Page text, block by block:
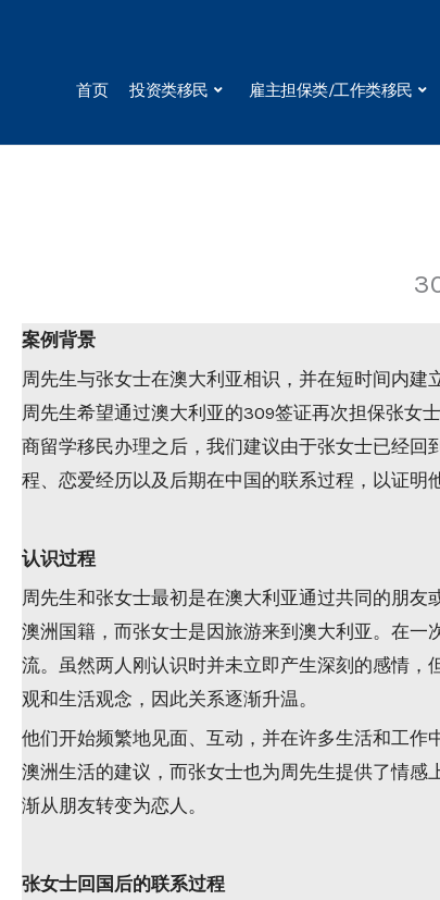
首页 投资类移民 雇主担保类/工作类移民
案例背景
周先生与张女士在澳大利亚相识，并在短时间内
周先生希望通过澳大利亚的309签证再次担保张女
商留学移民办理之后，我们建议由于张女士已经
程、恋爱经历以及后期在中国的联系过程，以证明
认识过程
周先生和张女士最初是在澳大利亚通过共同的朋
澳洲国籍，而张女士是因旅游来到澳大利亚。在
流。虽然两人刚认识时并未立即产生深刻的感情
观和生活观念，因此关系逐渐升温。
他们开始频繁地见面、互动，并在许多生活和工
澳洲生活的建议，而张女士也为周先生提供了情
渐从朋友转变为恋人。
张女士回国后的联系过程